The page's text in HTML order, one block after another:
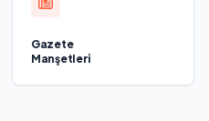
Gazete
Manşetleri